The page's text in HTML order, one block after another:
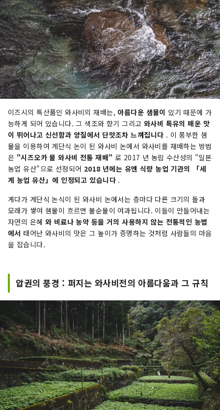
이즈시의 특산품인 와사비의 재배는, 아름다운 샘물이 있기 때문에 가
능하게 되어 있습니다. 그 색조와 향기 그리고 와사비 특유의 매운 맛
이 뛰어나고 신선함과 양질에서 단맛조차 느껴집니다 . 이 풍부한 샘
물을 이용하여 계단식 논이 된 와사비 논에서 와사비를 재배하는 방법
은 "시즈오카 물 와사비 전통 재배" 로 2017 년 농림 수산성의 "일본
농업 유산"으로 선정되어 2018 년에는 유엔 식량 농업 기관의 「세
계 농업 유산」에 인정되고 있습니다.
게다가 계단식 논식이 된 와사비 논에서는 층마다 다른 크기의 돌과
모래가 쌓여 샘물이 흐르면 ​​불순물이 여과됩니다. 이들이 만들어내는
자연의 은혜 와 비료나 농약 등을 거의 사용하지 않는 전통적인 농법
에서 태어난 와사비의 맛은 그 높이가 증명하는 것처럼 사람들의 마음
을 잡습니다.
압권의 풍경 : 퍼지는 와사비전의 아름다움과 그 규칙